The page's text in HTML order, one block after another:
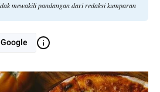
mewakili pandangan dari redaksi kumparan